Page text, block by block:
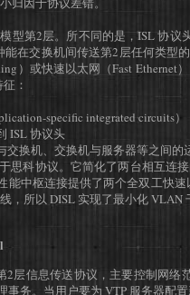
第2层。所不同的是，ISL 协议
在交换机间传送第2层任何类型
）或快速以太网（Fast Ethernet
：
specific integrated circuits）
ISL 协议头
交换机、交换机与服务器等之间的
思科协议。它简化了两台相互连
能中枢连接提供了两个全双工快
，所以 DISL 实现了最小化 VLAN
信息传送协议，主要控制网络
事务。当用户要为 VTP 服务器配